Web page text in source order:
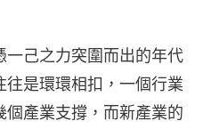
己之力突圍而出的年代
是環環相扣，一個行業
產業支撐，而新產業的